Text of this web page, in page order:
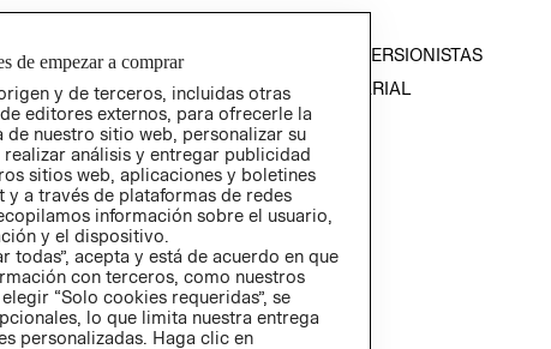
RELACIÓN CON INVERSIONISTAS
POLÍTICA EMPRESARIAL
de empezar a comprar
y de terceros, incluidas otras
editores externos, para ofrecerle la
nuestro sitio web, personalizar su
análisis y entregar publicidad
sitios web, aplicaciones y boletines
y a través de plataformas de redes
información sobre el usuario,
y el dispositivo.
todas”, acepta y está de acuerdo en que
con terceros, como nuestros
“Solo cookies requeridas”, se
lo que limita nuestra entrega
personalizadas. Haga clic en